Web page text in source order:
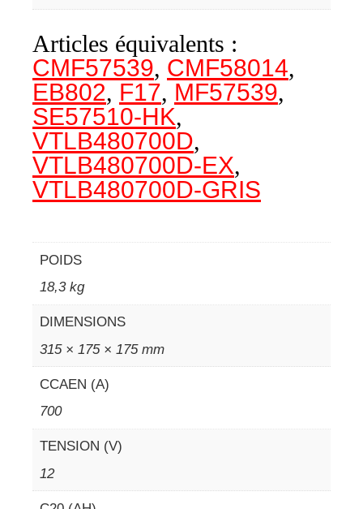
Articles équivalents :
CMF57539, CMF58014,
EB802, F17, MF57539,
SE57510-HK,
VTLB480700D,
VTLB480700D-EX,
VTLB480700D-GRIS
POIDS
18,3 kg
DIMENSIONS
315 × 175 × 175 mm
CCAEN (A)
700
TENSION (V)
12